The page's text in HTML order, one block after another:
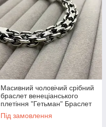
Масивний чоловічий срібний
браслет венеціанського
плетіння "Гетьман" Браслет
для чоловіків зі срібла
Під замовлення